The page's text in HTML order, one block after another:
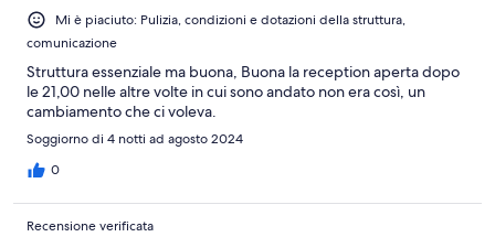
Mi è piaciuto: Pulizia, condizioni e dotazioni della struttura,
comunicazione
Struttura essenziale ma buona, Buona la reception aperta dopo
le 21,00 nelle altre volte in cui sono andato non era così, un
cambiamento che ci voleva.
Soggiorno di 4 notti ad agosto 2024
0
Recensione verificata